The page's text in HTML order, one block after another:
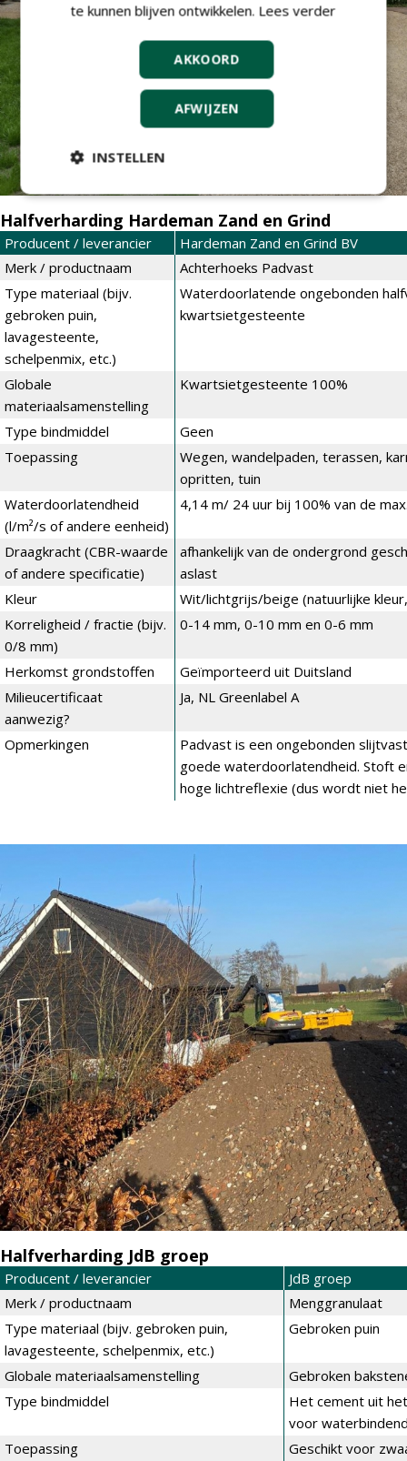
Halfverharding Hardeman Zand en Grind
Producent / leverancier
Hardeman Zand en Grind BV
Merk / productnaam
Achterhoeks Padvast
Type materiaal (bijv.
gebroken puin,
lavagesteente,
schelpenmix, etc.)
Waterdoorlatende ongebonden
kwartsietgesteente
Globale
materiaalsamenstelling
Kwartsietgesteente 100%
Type bindmiddel
Geen
Toepassing
Wegen, wandelpaden, terassen,
opritten, tuin
Waterdoorlatendheid
(l/m²/s of andere eenheid)
4,14 m/ 24 uur bij 100% van de
Draagkracht (CBR-waarde
of andere specificatie)
afhankelijk van de ondergrond
aslast
Kleur
Wit/lichtgrijs/beige (natuurlijke
Korreligheid / fractie (bijv.
0/8 mm)
0-14 mm, 0-10 mm en 0-6 mm
Herkomst grondstoffen
Geïmporteerd uit Duitsland
Milieucertificaat
aanwezig?
Ja, NL Greenlabel A
Opmerkingen
Padvast is een ongebonden
goede waterdoorlatendheid. Stoft
hoge lichtreflexie (dus wordt niet
Halfverharding JdB groep
Producent / leverancier
JdB groep
Merk / productnaam
Menggranulaat
Type materiaal (bijv. gebroken puin,
lavagesteente, schelpenmix, etc.)
Gebroken puin
Globale materiaalsamenstelling
Gebroken
Type bindmiddel
Het cement uit
voor
Toepassing
Geschikt voor
te kunnen blijven ontwikkelen. Lees verder
AKKOORD
AFWIJZEN
INSTELLEN